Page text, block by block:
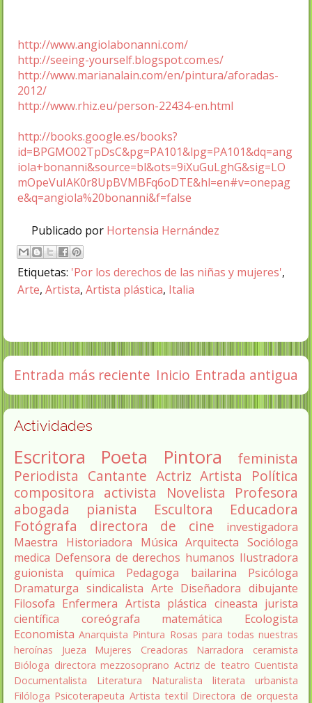
http://www.angiolabonanni.com/
http://seeing-yourself.blogspot.com.es/
http://www.marianalain.com/en/pintura/aforadas-
2012/
http://www.rhiz.eu/person-22434-en.html
http://books.google.es/books?
id=BPGMO02TpDsC&pg=PA101&lpg=PA101&dq=ang
iola+bonanni&source=bl&ots=9iXuGuLghG&sig=LO
mOpeVuIAK0r8UpBVMBFq6oDTE&hl=en#v=onepag
e&q=angiola%20bonanni&f=false
Publicado por Hortensia Hernández
Etiquetas: 'Por los derechos de las niñas y mujeres',
Arte, Artista, Artista plástica, Italia
Entrada más reciente Entrada antigua
Inicio
Actividades
Escritora Poeta Pintora
feminista
Periodista Cantante Actriz Artista
Política
compositora activista Novelista
Profesora
abogada
pianista Escultora
Educadora
Fotógrafa
directora de cine
investigadora
Maestra
Historiadora Música Arquitecta Socióloga
medica Defensora de derechos humanos Ilustradora
guionista
química Pedagoga bailarina
Psicóloga
Dramaturga sindicalista Arte Diseñadora dibujante
Filosofa Enfermera Artista plástica cineasta jurista
científica
coreógrafa matemática
Ecologista
Economista Anarquista Pintura Rosas para todas nuestras
heroínas
Jueza Mujeres Creadoras Narradora
ceramista
Bióloga directora mezzosoprano Actriz de teatro Cuentista
Documentalista
Literatura Naturalista literata
urbanista
Filóloga Psicoterapeuta Artista textil Directora de orquesta